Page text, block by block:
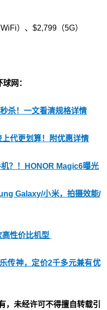
）、$2,799（5G）
网：
杀！一文看清规格详情
代更划算！附优惠详情
？！HONOR Magic6曝光
Galaxy/小米，拍摄效能/
性价比机型
传神，定价2千多元兼有优
，未经许可不得擅自转载引